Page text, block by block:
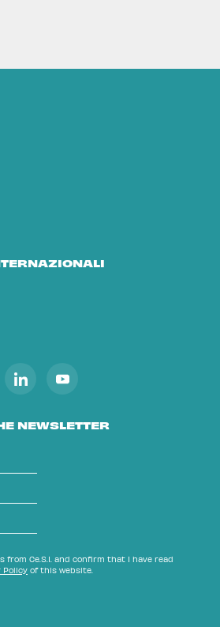
NEWSLETTER
from Ce.S.I. and confirm that I have read
Policy of this website.